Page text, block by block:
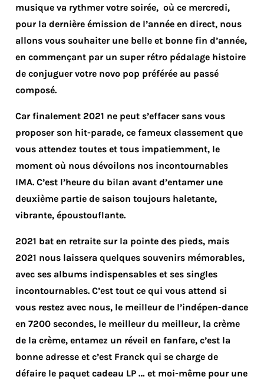
musique va rythmer votre soirée, où ce mercredi,
pour la dernière émission de l’année en direct, nous
allons vous souhaiter une belle et bonne fin d’année,
en commençant par un super rétro pédalage histoire
de conjuguer votre novo pop préférée au passé
composé.
Car finalement 2021 ne peut s’effacer sans vous
proposer son hit-parade, ce fameux classement que
vous attendez toutes et tous impatiemment, le
moment où nous dévoilons nos incontournables
IMA. C’est l’heure du bilan avant d’entamer une
deuxième partie de saison toujours haletante,
vibrante, époustouflante.
2021 bat en retraite sur la pointe des pieds, mais
2021 nous laissera quelques souvenirs mémorables,
avec ses albums indispensables et ses singles
incontournables. C’est tout ce qui vous attend si
vous restez avec nous, le meilleur de l’indépen-dance
en 7200 secondes, le meilleur du meilleur, la crème
de la crème, entamez un réveil en fanfare, c’est la
bonne adresse et c’est Franck qui se charge de
défaire le paquet cadeau LP … et moi-même pour une